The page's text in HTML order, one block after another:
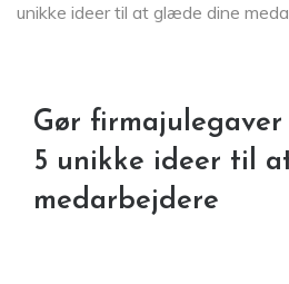
unikke ideer til at glæde dine
Gør firmajulegaver
5 unikke ideer til
medarbejdere